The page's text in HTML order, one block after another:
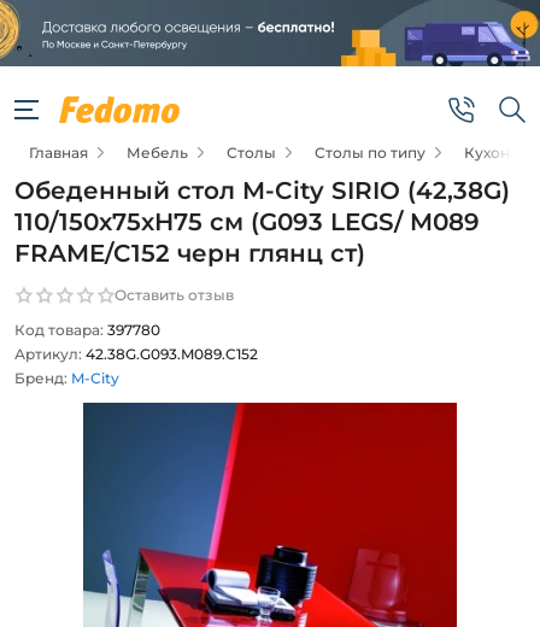
Главная Мебель Столы Столы по типу
Обеденный стол M-City SIRIO (42,38G)
110/150х75хН75 см (G093 LEGS/ M089
FRAME/C152 черн глянц ст)
Оставить отзыв
Код товара: 397780
Артикул: 42.38G.G093.M089.C152
Бренд: M-City